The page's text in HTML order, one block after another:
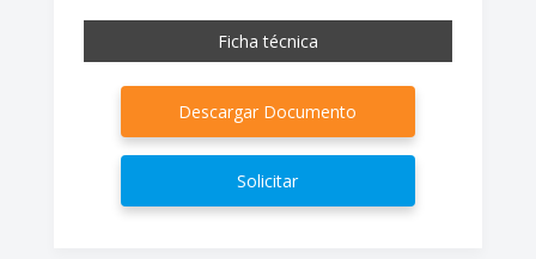
Ficha técnica
Descargar Documento
Solicitar